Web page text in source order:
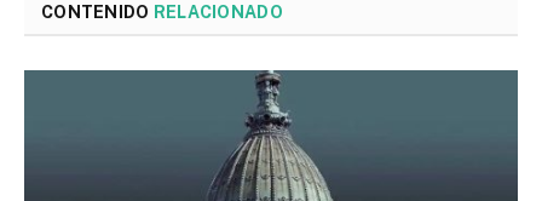
CONTENIDO RELACIONADO